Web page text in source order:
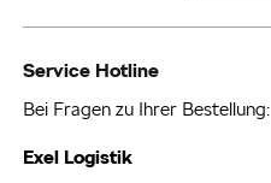
Service Hotline
Bei Fragen zu Ihrer Bestellung:
Exel Logistik